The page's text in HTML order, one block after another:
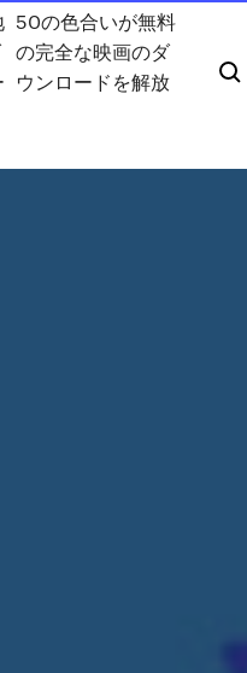
50の色合いが無料
の完全な映画のダ
ウンロードを解放